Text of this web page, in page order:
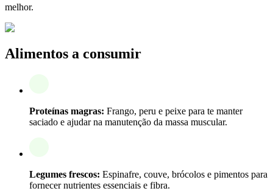
melhor.
Alimentos a consumir
Proteínas magras: Frango, peru e peixe para te manter
saciado e ajudar na manutenção da massa muscular.
Legumes frescos: Espinafre, couve, brócolos e pimentos para
fornecer nutrientes essenciais e fibra.